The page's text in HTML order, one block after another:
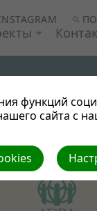
функций
сайта с